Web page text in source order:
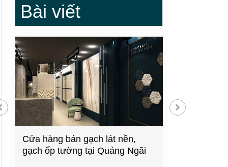
Bài viết
Cửa hàng bán gạch lát nền,
gạch ốp tường tại Quảng Ngãi